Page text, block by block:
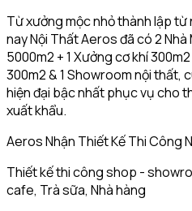
Từ xưởng mộc nhỏ thành lập từ
nay Nội Thất Aeros đã có 2
5000m2 + 1 Xưởng cơ khí
300m2 & 1 Showroom nội thất,
hiện đại bậc nhất phục vụ cho
xuất khẩu.
Aeros Nhận Thiết Kế Thi Công
Thiết kế thi công shop -
cafe, Trà sữa, Nhà hàng